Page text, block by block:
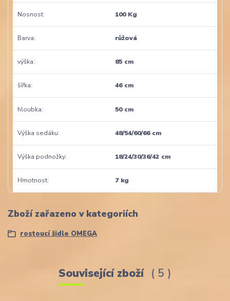
Nosnost 100 Kg
Barva růžová
výška 85 cm
šířka 46 cm
hloubka 50 cm
Výška sedáku 48/54/60/66 cm
Výška podnožky 18/24/30/36/42 cm
Hmotnost 7 kg
Zboží zařazeno v kategoriích
rostoucí židle OMEGA
Související zboží 5